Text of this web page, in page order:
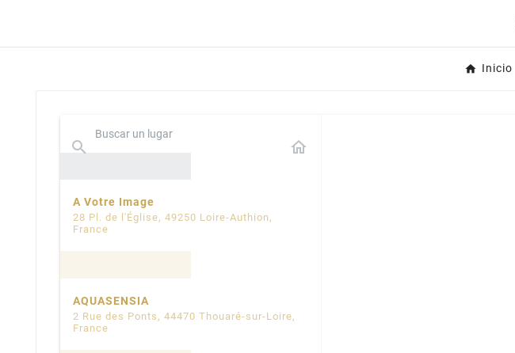
Inicio
A Votre Image
28 Pl. de l'Église, 49250 Loire-Authion,
France
AQUASENSIA
2 Rue des Ponts, 44470 Thouaré-sur-Loire,
France